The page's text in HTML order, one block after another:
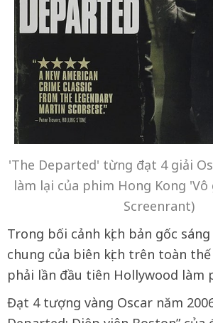
'The Departed' từng đạt 4 giải
làm lại của phim Hong Kong 'Vô
Screenrant)
Trong bối cảnh kịch bản gốc
chung của biên kịch trên toàn
phải lần đầu tiên Hollywood làm
Đạt 4 tượng vàng Oscar năm